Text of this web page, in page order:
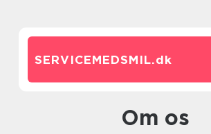
SERVICEMEDSMIL.dk
Om os